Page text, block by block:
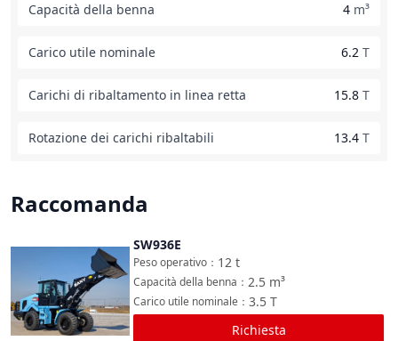
Capacità della benna 4 m³
Carico utile nominale 6.2 T
Carichi di ribaltamento in linea retta 15.8 T
Rotazione dei carichi ribaltabili 13.4 T
Raccomanda
Confronta
SW936E
12 t
Peso operativo ：
2.5 m³
Capacità della benna ：
3.5 T
Carico utile nominale ：
Richiesta